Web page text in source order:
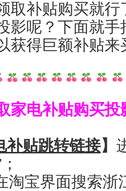
取补贴购买就
影呢？下面就
获得巨额补贴
家电补贴购买投
补贴跳转链接】
淘宝界面搜索